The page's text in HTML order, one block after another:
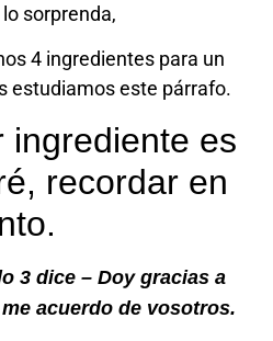
sorprenda,
4 ingredientes para un
estudiamos este párrafo.
es
recordar en
3 ­dice – Doy gracias a
acuerdo de vosotros.